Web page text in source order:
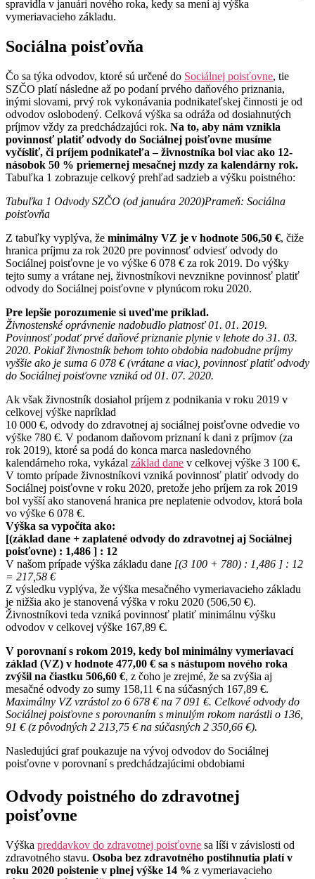
spravidla v januári nového roka, kedy sa mení aj výška
vymeriavacieho základu.
Sociálna poisťovňa
Čo sa týka odvodov, ktoré sú určené do Sociálnej poisťovne, tie
SZČO platí následne až po podaní prvého daňového priznania,
inými slovami, prvý rok vykonávania podnikateľskej činnosti je od
odvodov oslobodený. Celková výška sa odráža od dosiahnutých
príjmov vždy za predchádzajúci rok. Na to, aby nám vznikla
povinnosť platiť odvody do Sociálnej poisťovne musíme
vyčísliť, či príjem podnikateľa – živnostníka bol viac ako 12-
násobok 50 % priemernej mesačnej mzdy za kalendárny rok.
Tabuľka 1 zobrazuje celkový prehľad sadzieb a výšku poistného:
Tabuľka 1 Odvody SZČO (od januára 2020)Prameň: Sociálna
poisťovňa
Z tabuľky vyplýva, že minimálny VZ je v hodnote 506,50 €, čiže
hranica príjmu za rok 2020 pre povinnosť odviesť odvody do
Sociálnej poisťovne je vo výške 6 078 € za rok 2019. Do výšky
tejto sumy a vrátane nej, živnostníkovi nevznikne povinnosť platiť
odvody do Sociálnej poisťovne v plynúcom roku 2020.
Pre lepšie porozumenie si uveďme príklad.
Živnostenské oprávnenie nadobudlo platnosť 01. 01. 2019.
Povinnosť podať prvé daňové priznanie plynie v lehote do 31. 03.
2020. Pokiaľ živnostník behom tohto obdobia nadobudne príjmy
vyššie ako je suma 6 078 € (vrátane a viac), povinnosť platiť odvody
do Sociálnej poisťovne vzniká od 01. 07. 2020.
Ak však živnostník dosiahol príjem z podnikania v roku 2019 v
celkovej výške napríklad
10 000 €, odvody do zdravotnej aj sociálnej poisťovne odvedie vo
výške 780 €. V podanom daňovom priznaní k dani z príjmov (za
rok 2019), ktoré sa podá do konca marca nasledovného
kalendárneho roka, vykázal základ dane v celkovej výške 3 100 €.
V tomto prípade živnostníkovi vzniká povinnosť platiť odvody do
Sociálnej poisťovne v roku 2020, pretože jeho príjem za rok 2019
bol vyšší ako stanovená hranica pre neplatenie odvodov, ktorá bola
vo výške 6 078 €.
Výška sa vypočíta ako:
[(základ dane + zaplatené odvody do zdravotnej aj Sociálnej
poisťovne) : 1,486 ] : 12
V našom prípade výška základu dane [(3 100 + 780) : 1,486 ] : 12
= 217,58 €
Z výsledku vyplýva, že výška mesačného vymeriavacieho základu
je nižšia ako je stanovená výška v roku 2020 (506,50 €).
Živnostníkovi teda vzniká povinnosť platiť minimálnu výšku
odvodov v celkovej výške 167,89 €.
V porovnaní s rokom 2019, kedy bol minimálny vymeriavací
základ (VZ) v hodnote 477,00 € sa s nástupom nového roka
zvýšil na čiastku 506,60 €, z čoho je zrejmé, že sa zvýšia aj
mesačné odvody zo sumy 158,11 € na súčasných 167,89 €.
Maximálny VZ vzrástol zo 6 678 € na 7 091 €. Celkové odvody do
Sociálnej poisťovne s porovnaním s minulým rokom narástli o 136,
91 € (z pôvodných 2 213,75 € na súčasných 2 350,66 €).
Nasledujúci graf poukazuje na vývoj odvodov do Sociálnej
poisťovne v porovnaní s predchádzajúcimi obdobiami
Odvody poistného do zdravotnej
poisťovne
Výška preddavkov do zdravotnej poisťovne sa líši v závislosti od
zdravotného stavu. Osoba bez zdravotného postihnutia platí v
roku 2020 poistenie v plnej výške 14 % z vymeriavacieho